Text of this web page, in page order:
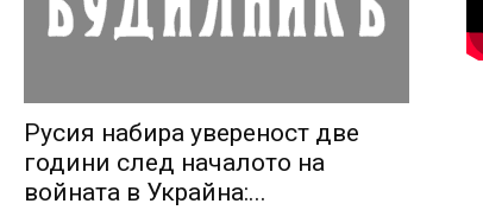
Русия набира увереност две
години след началото на
войната в Украйна:...